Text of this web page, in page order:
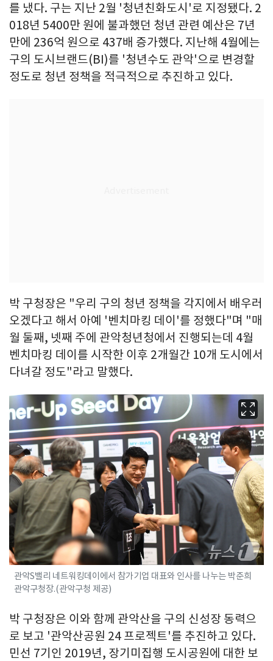
를 냈다. 구는 지난 2월 '청년친화도시'로 지정됐다. 2
018년 5400만 원에 불과했던 청년 관련 예산은 7년
만에 236억 원으로 437배 증가했다. 지난해 4월에는
구의 도시브랜드(BI)를 '청년수도 관악'으로 변경할
정도로 청년 정책을 적극적으로 추진하고 있다.
박 구청장은 "우리 구의 청년 정책을 각지에서 배우러
오겠다고 해서 아예 '벤치마킹 데이'를 정했다"며 "매
월 둘째, 넷째 주에 관악청년청에서 진행되는데 4월
벤치마킹 데이를 시작한 이후 2개월간 10개 도시에서
다녀갈 정도"라고 말했다.
관악S밸리 네트워킹데이에서 참가기업 대표와 인사를 나누는 박준희
관악구청장.(관악구청 제공)
박 구청장은 이와 함께 관악산을 구의 신성장 동력으
로 보고 '관악산공원 24 프로젝트'를 추진하고 있다.
민선 7기인 2019년, 장기미집행 도시공원에 대한 보